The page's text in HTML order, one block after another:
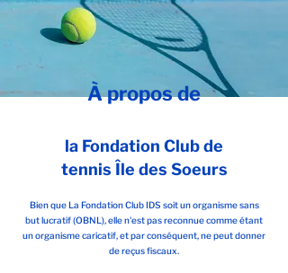
À propos de
la Fondation Club de
tennis Île des Soeurs
Bien que La Fondation Club IDS soit un organisme sans
but lucratif (OBNL), elle n'est pas reconnue comme étant
un organisme caricatif, et par conséquent, ne peut donner
de reçus fiscaux.